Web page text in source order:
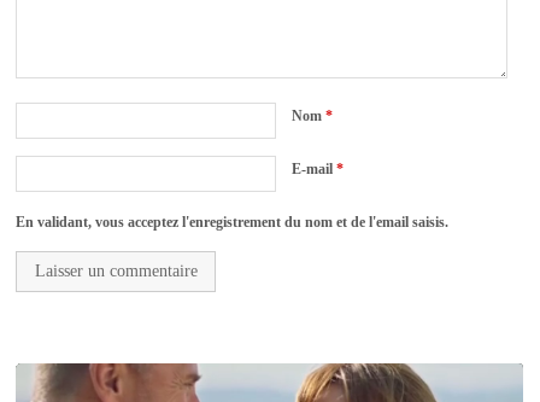
Nom*
E-mail*
En validant, vous acceptez l'enregistrement du nom et de l'email saisis.